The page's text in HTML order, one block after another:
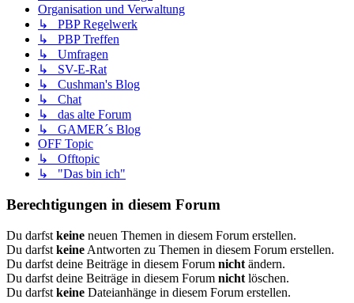
Organisation und Verwaltung
↳ PBP Regelwerk
↳ PBP Treffen
↳ Umfragen
↳ SV-E-Rat
↳ Cushman's Blog
↳ Chat
↳ das alte Forum
↳ GAMER´s Blog
OFF Topic
↳ Offtopic
↳ "Das bin ich"
Berechtigungen in diesem Forum
Du darfst keine neuen Themen in diesem Forum erstellen.
Du darfst keine Antworten zu Themen in diesem Forum erstellen.
Du darfst deine Beiträge in diesem Forum nicht ändern.
Du darfst deine Beiträge in diesem Forum nicht löschen.
Du darfst keine Dateianhänge in diesem Forum erstellen.